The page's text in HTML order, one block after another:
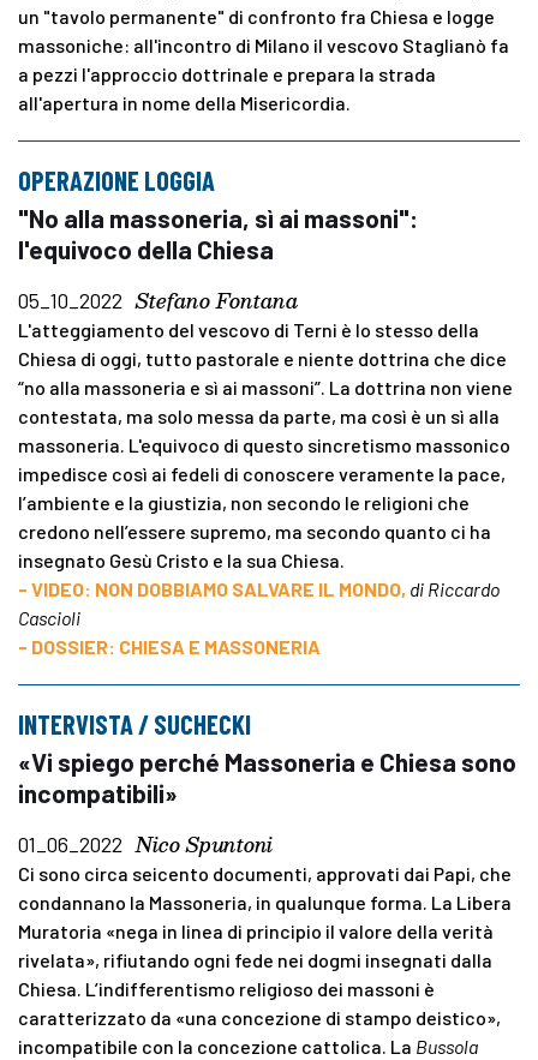
un "tavolo permanente" di confronto fra Chiesa e logge
massoniche: all'incontro di Milano il vescovo Staglianò fa
a pezzi l'approccio dottrinale e prepara la strada
all'apertura in nome della Misericordia.
OPERAZIONE LOGGIA
"No alla massoneria, sì ai massoni":
l'equivoco della Chiesa
05_10_2022 Stefano Fontana
L'atteggiamento del vescovo di Terni è lo stesso della
Chiesa di oggi, tutto pastorale e niente dottrina che dice
“no alla massoneria e sì ai massoni”. La dottrina non viene
contestata, ma solo messa da parte, ma così è un sì alla
massoneria. L'equivoco di questo sincretismo massonico
impedisce così ai fedeli di conoscere veramente la pace,
l’ambiente e la giustizia, non secondo le religioni che
credono nell’essere supremo, ma secondo quanto ci ha
insegnato Gesù Cristo e la sua Chiesa.
- VIDEO: NON DOBBIAMO SALVARE IL MONDO, di Riccardo
Cascioli
- DOSSIER: CHIESA E MASSONERIA
INTERVISTA / SUCHECKI
«Vi spiego perché Massoneria e Chiesa sono
incompatibili»
01_06_2022 Nico Spuntoni
Ci sono circa seicento documenti, approvati dai Papi, che
condannano la Massoneria, in qualunque forma. La Libera
Muratoria «nega in linea di principio il valore della verità
rivelata», rifiutando ogni fede nei dogmi insegnati dalla
Chiesa. L’indifferentismo religioso dei massoni è
caratterizzato da «una concezione di stampo deistico»,
incompatibile con la concezione cattolica. La Bussola